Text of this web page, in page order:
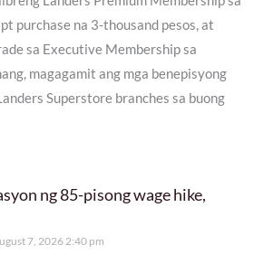
purchase na 3-thousand pesos, at
sa Executive Membership sa
magagamit ang mga benepisyong
Superstore branches sa buong
ng 85-pisong wage hike,
7, 2026 2:40 pm